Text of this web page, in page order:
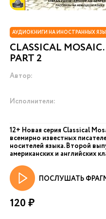
АУДИОКНИГИ НА ИНОСТРАННЫХ
CLASSICAL
PART 2
Автор:
Исполнители:
12+ Новая серия Сlassical
всемирно известных
носителей языка. Второй
американских и английских
ПОСЛУШАТЬ
120 ₽